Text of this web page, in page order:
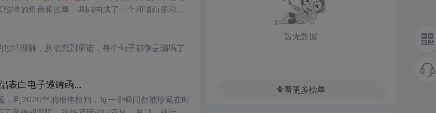
独特的角色和故事，共同构成了一个和谐而多彩的
特理解，从暗恋到承诺，每个句子都像是编码了
表白电子邀请函...
到2020年的相伴相知，每一个瞬间都被珍藏在时
暂无数据
查看更多榜单